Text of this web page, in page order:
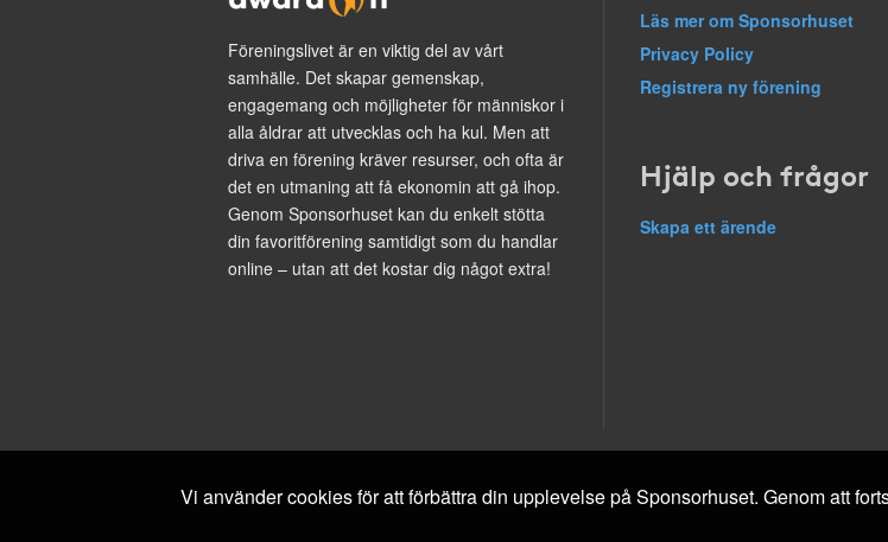
Föreningslivet är en viktig del av vårt
samhälle. Det skapar gemenskap,
engagemang och möjligheter för människor i
alla åldrar att utvecklas och ha kul. Men att
driva en förening kräver resurser, och ofta är
det en utmaning att få ekonomin att gå ihop.
Genom Sponsorhuset kan du enkelt stötta
din favoritförening samtidigt som du handlar
online – utan att det kostar dig något extra!
Läs mer om Sponsorhuset
Privacy Policy
Registrera ny förening
Hjälp och frågor
Skapa ett ärende
Vi använder cookies för att förbättra din upplevelse på Sponsorhuset. Genom att